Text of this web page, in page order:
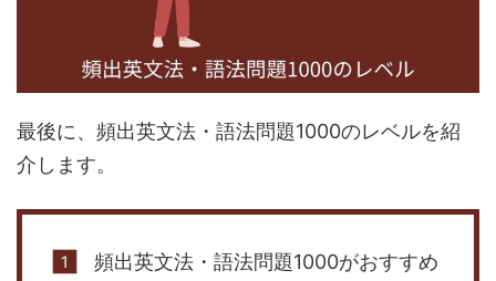
最後に、頻出英文法・語法問題1000のレベルを紹
介します。
頻出英文法・語法問題1000がおすすめ